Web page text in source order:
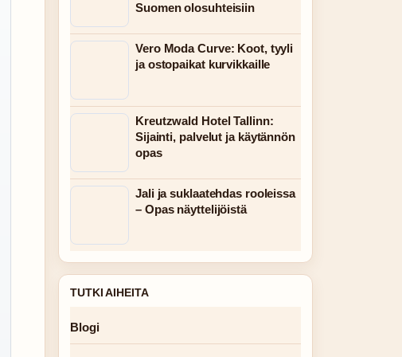
Suomen olosuhteisiin
Vero Moda Curve: Koot, tyyli
ja ostopaikat kurvikkaille
Kreutzwald Hotel Tallinn:
Sijainti, palvelut ja käytännön
opas
Jali ja suklaatehdas rooleissa
– Opas näyttelijöistä
TUTKI AIHEITA
Blogi